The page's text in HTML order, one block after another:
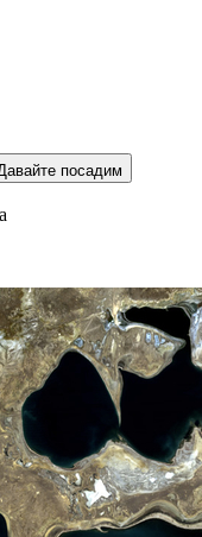
посадим